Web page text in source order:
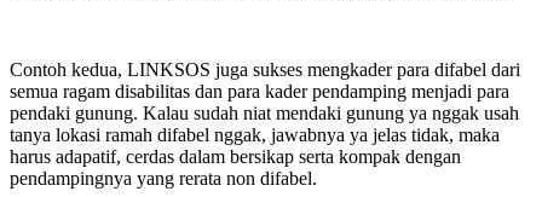
Contoh kedua, LINKSOS juga sukses mengkader para difabel dari
semua ragam disabilitas dan para kader pendamping menjadi para
pendaki gunung. Kalau sudah niat mendaki gunung ya nggak usah
tanya lokasi ramah difabel nggak, jawabnya ya jelas tidak, maka
harus adapatif, cerdas dalam bersikap serta kompak dengan
pendampingnya yang rerata non difabel.